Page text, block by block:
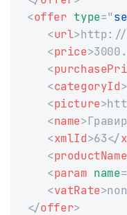
<offer type="
<url>http://
<price>
<
<categoryId>
<picture>
<name>
<xmlId>63</
<productName
<param name=
<vatRate>
</offer>